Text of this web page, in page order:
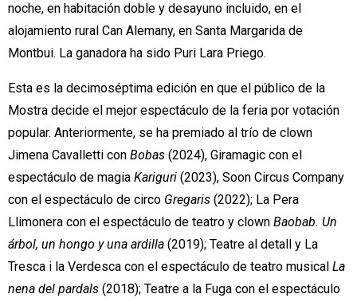
noche, en habitación doble y desayuno incluido, en el
alojamiento rural Can Alemany, en Santa Margarida de
Montbui. La ganadora ha sido Puri Lara Priego.
Esta es la decimoséptima edición en que el público de la
Mostra decide el mejor espectáculo de la feria por votación
popular. Anteriormente, se ha premiado al trío de clown
Jimena Cavalletti con Bobas (2024), Giramagic con el
espectáculo de magia Kariguri (2023), Soon Circus Company
con el espectáculo de circo Gregaris (2022); La Pera
Llimonera con el espectáculo de teatro y clown Baobab. Un
árbol, un hongo y una ardilla (2019); Teatre al detall y La
Tresca i la Verdesca con el espectáculo de teatro musical La
nena del pardals (2018); Teatre a la Fuga con el espectáculo